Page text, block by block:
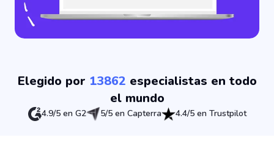
Elegido por 13862 especialistas en todo
el mundo
4.9/5 en G2 5/5 en Capterra 4.4/5 en Trustpilot